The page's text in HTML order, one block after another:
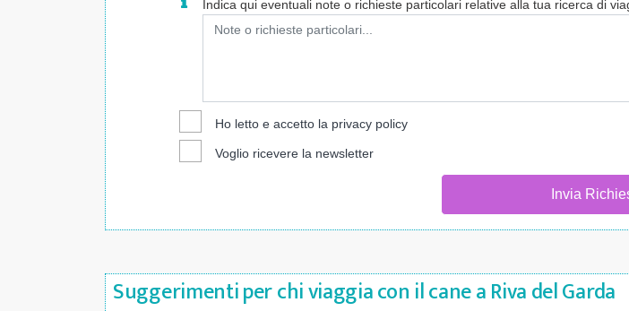
Indica qui eventuali note o richieste particolari relative alla tua ricerca di
Ho letto e accetto la privacy policy
Voglio ricevere la newsletter
Invia
Suggerimenti per chi viaggia con il cane a Riva del Garda